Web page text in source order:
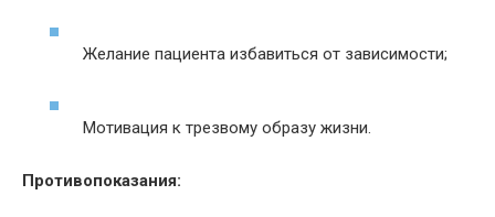
Желание пациента избавиться от зависимости;
Мотивация к трезвому образу жизни.
Противопоказания: